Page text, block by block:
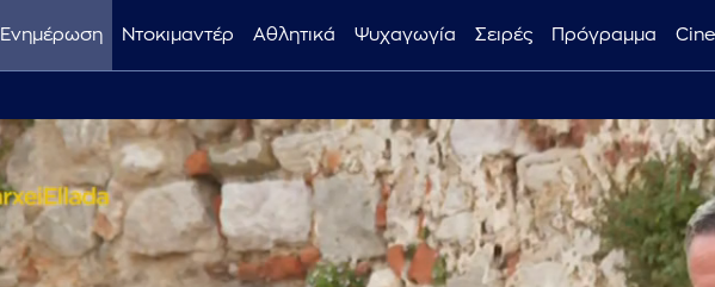
Ενημέρωση Ντοκιμαντέρ Αθλητικά Ψυχαγωγία Σειρές Πρόγραμμα